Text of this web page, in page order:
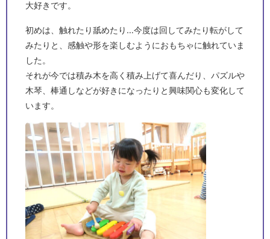
大好きです。
初めは、触れたり舐めたり…今度は回してみたり転がして
みたりと、感触や形を楽しむようにおもちゃに触れていま
した。
それが今では積み木を高く積み上げて喜んだり、パズルや
木琴、棒通しなどが好きになったりと興味関心も変化して
います。